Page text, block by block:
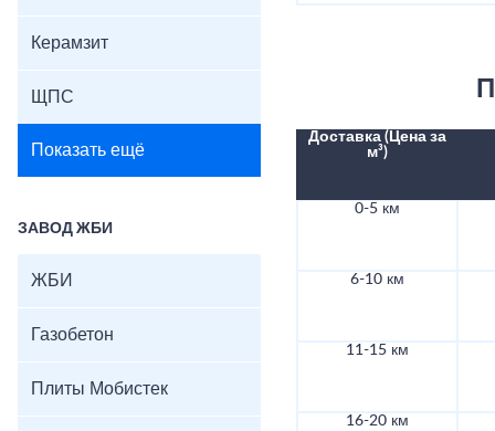
Керамзит
ЩПС
Показать ещё
ЗАВОД ЖБИ
ЖБИ
Газобетон
Плиты Мобистек
Доставка (Цена за
м³)
0-5 км
6-10 км
11-15 км
16-20 км